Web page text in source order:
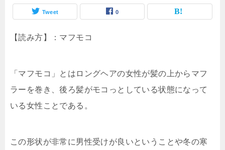
Tweet 0
【読み方】：マフモコ
「マフモコ」とはロングヘアの女性が髪の上からマフ
ラーを巻き、後ろ髪がモコっとしている状態になって
いる女性ことである。
この形状が非常に男性受けが良いということや冬の寒